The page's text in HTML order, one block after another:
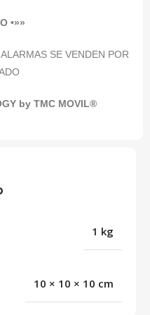
•»»
SE VENDEN POR
by TMC MOVIL®
1 kg
10 × 10 × 10 cm